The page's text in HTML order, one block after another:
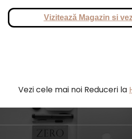
Vizitează Magazin si
Vezi cele mai noi Reduceri la